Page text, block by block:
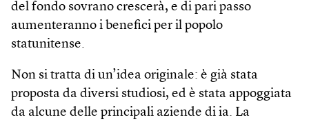
del fondo sovrano crescerà, e di pari passo
aumenteranno i benefici per il popolo
statunitense.
Non si tratta di un’idea originale: è già stata
proposta da diversi studiosi, ed è stata appoggiata
da alcune delle principali aziende di ia. La